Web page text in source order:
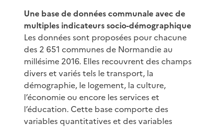
Une base de données communale avec de
multiples indicateurs socio-démographique
Les données sont proposées pour chacune
des 2 651 communes de Normandie au
millésime 2016. Elles recouvrent des champs
divers et variés tels le transport, la
démographie, le logement, la culture,
l’économie ou encore les services et
l’éducation. Cette base comporte des
variables quantitatives et des variables